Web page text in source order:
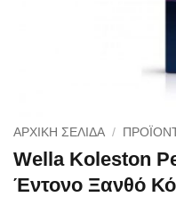
ΑΡΧΙΚΉ ΣΕΛΊΔΑ /
Wella Koleston
Έντονο Ξανθό